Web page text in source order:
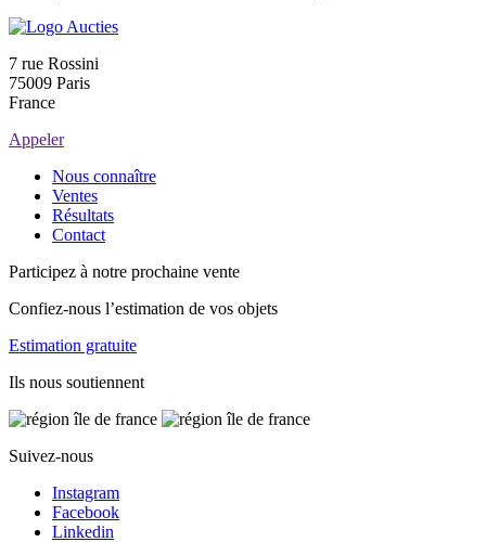
7 rue Rossini
75009 Paris
France
Appeler
Nous connaître
Ventes
Résultats
Contact
Participez à notre prochaine vente
Confiez-nous l’estimation de vos objets
Estimation gratuite
Ils nous soutiennent
Suivez-nous
Instagram
Facebook
Linkedin